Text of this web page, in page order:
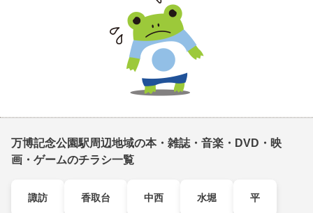
万博記念公園駅周辺地域の本・雑誌・音楽・DVD・映
画・ゲームのチラシ一覧
諏訪 香取台 中西 水堀 平